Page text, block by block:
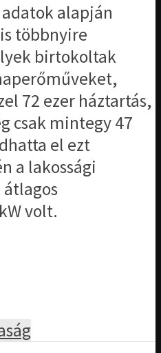
alapján
többnyire
birtokoltak
72 ezer háztartás,
csak mintegy 47
el ezt
a lakossági
átlagos
volt.